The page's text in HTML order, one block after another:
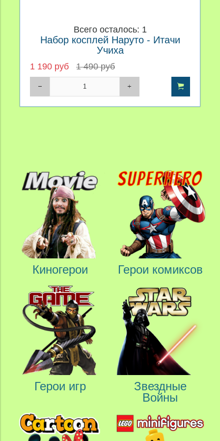
Всего осталось: 1
Набор косплей Наруто - Итачи
Учиха
1 190 руб 1 490 руб
Киногерои Герои комиксов
Герои игр
Звездные
Войны